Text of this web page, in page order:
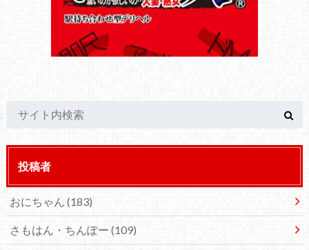
投稿者
おにちゃん (183)
さもはん・ちんぽー (109)